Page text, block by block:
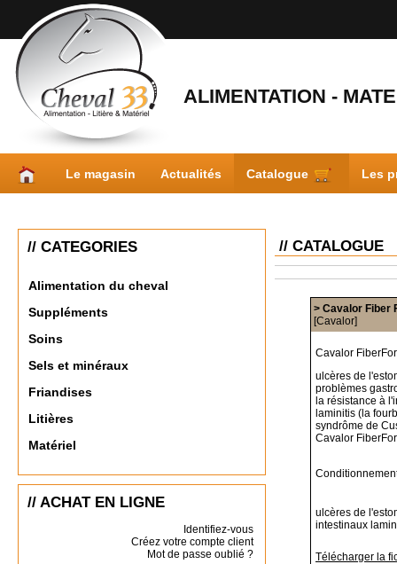
ALIMENTATION -
Le magasin Actualités Catalogue Les
// CATEGORIES
Alimentation du cheval
Suppléments
Soins
Sels et minéraux
Friandises
Litières
Matériel
// ACHAT EN LIGNE
Identifiez-vous
Créez votre compte client
Mot de passe oublié ?
// CATALOGUE
> Cavalor Fiber
[Cavalor]
Cavalor
ulcères de
problèmes
la résistance à
laminitis (la
syndrôme de
Cavalor
ulcères de
intestinaux
Télécharger la